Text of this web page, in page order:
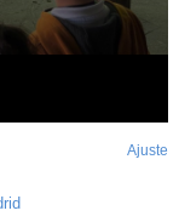
Ajuste